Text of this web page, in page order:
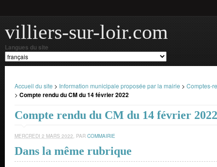
villiers-sur-loir.com
Langues du site
Accueil du site > Information municipale proposée par la mairie > Comptes-
> Compte rendu du CM du 14 février 2022
Compte rendu du CM du 14 février 2022
MERCREDI 2 MARS 2022, PAR COMMAIRIE
Dans la même rubrique